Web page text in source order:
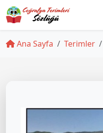
Ana Sayfa Terimler